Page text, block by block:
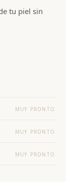
tu piel sin
MUY PRONTO
MUY PRONTO
MUY PRONTO